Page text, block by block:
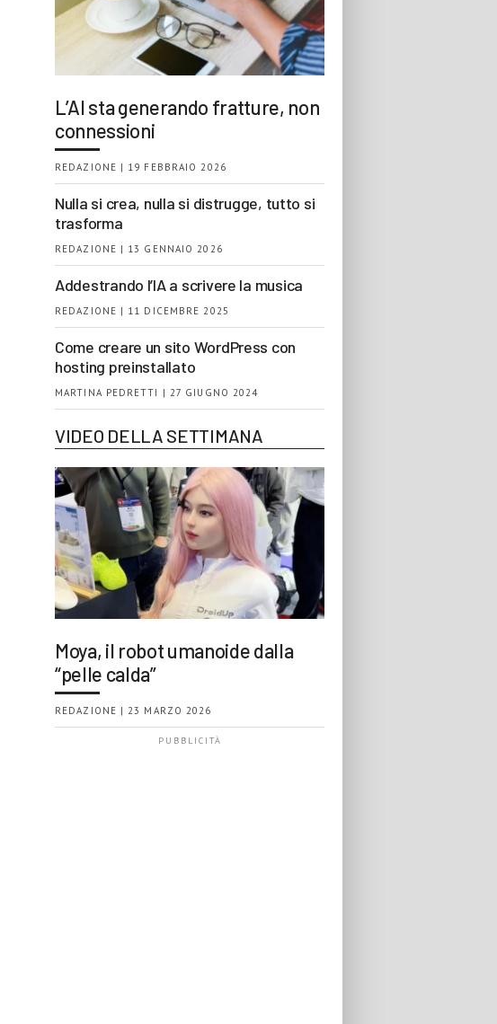
L’AI sta generando fratture, non
connessioni
REDAZIONE | 19 FEBBRAIO 2026
Nulla si crea, nulla si distrugge, tutto si
trasforma
REDAZIONE | 13 GENNAIO 2026
Addestrando l’IA a scrivere la musica
REDAZIONE | 11 DICEMBRE 2025
Come creare un sito WordPress con
hosting preinstallato
MARTINA PEDRETTI | 27 GIUGNO 2024
VIDEO DELLA SETTIMANA
Moya, il robot umanoide dalla
“pelle calda”
REDAZIONE | 23 MARZO 2026